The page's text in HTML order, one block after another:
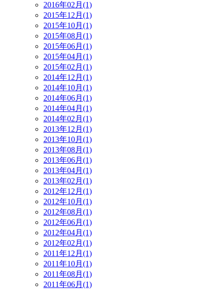
2016年02月(1)
2015年12月(1)
2015年10月(1)
2015年08月(1)
2015年06月(1)
2015年04月(1)
2015年02月(1)
2014年12月(1)
2014年10月(1)
2014年06月(1)
2014年04月(1)
2014年02月(1)
2013年12月(1)
2013年10月(1)
2013年08月(1)
2013年06月(1)
2013年04月(1)
2013年02月(1)
2012年12月(1)
2012年10月(1)
2012年08月(1)
2012年06月(1)
2012年04月(1)
2012年02月(1)
2011年12月(1)
2011年10月(1)
2011年08月(1)
2011年06月(1)